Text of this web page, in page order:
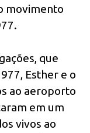
movimento
que
Esther e o
ao aeroporto
em um
vivos ao